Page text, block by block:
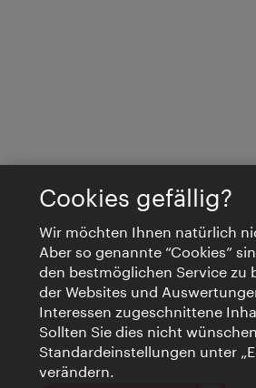
Cookies gefällig?
Wir möchten Ihnen natürlich
Aber so genannte “Cookies”
den bestmöglichen Service zu
der Websites und
Interessen zugeschnittene
Sollten Sie dies nicht
Standardeinstellungen unter
verändern.